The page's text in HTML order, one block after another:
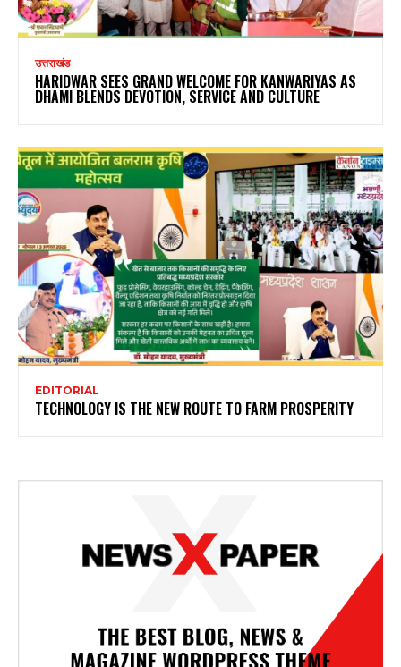
उत्तराखंड
HARIDWAR SEES GRAND WELCOME FOR KANWARIYAS AS
DHAMI BLENDS DEVOTION, SERVICE AND CULTURE
EDITORIAL
TECHNOLOGY IS THE NEW ROUTE TO FARM PROSPERITY